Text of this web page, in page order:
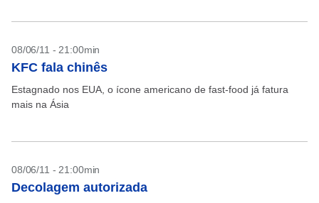
08/06/11 - 21:00min
KFC fala chinês
Estagnado nos EUA, o ícone americano de fast-food já fatura
mais na Ásia
08/06/11 - 21:00min
Decolagem autorizada